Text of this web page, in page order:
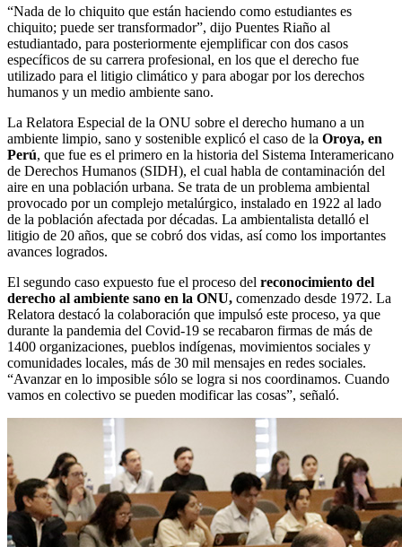
“Nada de lo chiquito que están haciendo como estudiantes es
chiquito; puede ser transformador”, dijo Puentes Riaño al
estudiantado, para posteriormente ejemplificar con dos casos
específicos de su carrera profesional, en los que el derecho fue
utilizado para el litigio climático y para abogar por los derechos
humanos y un medio ambiente sano.
La Relatora Especial de la ONU sobre el derecho humano a un
ambiente limpio, sano y sostenible explicó el caso de la Oroya, en
Perú, que fue es el primero en la historia del Sistema Interamericano
de Derechos Humanos (SIDH), el cual habla de contaminación del
aire en una población urbana. Se trata de un problema ambiental
provocado por un complejo metalúrgico, instalado en 1922 al lado
de la población afectada por décadas. La ambientalista detalló el
litigio de 20 años, que se cobró dos vidas, así como los importantes
avances logrados.
El segundo caso expuesto fue el proceso del reconocimiento del
derecho al ambiente sano en la ONU, comenzado desde 1972. La
Relatora destacó la colaboración que impulsó este proceso, ya que
durante la pandemia del Covid-19 se recabaron firmas de más de
1400 organizaciones, pueblos indígenas, movimientos sociales y
comunidades locales, más de 30 mil mensajes en redes sociales.
“Avanzar en lo imposible sólo se logra si nos coordinamos. Cuando
vamos en colectivo se pueden modificar las cosas”, señaló.